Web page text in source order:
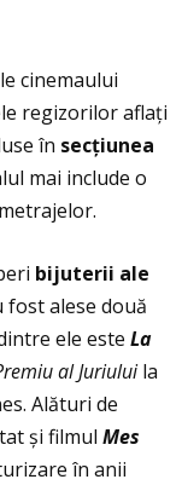
cinemaului
regizorilor aflaţi
în secţiunea
mai include o
bijuterii ale
fost alese două
ele este La
al Juriuluila
Alături de
și filmul Mes
în anii